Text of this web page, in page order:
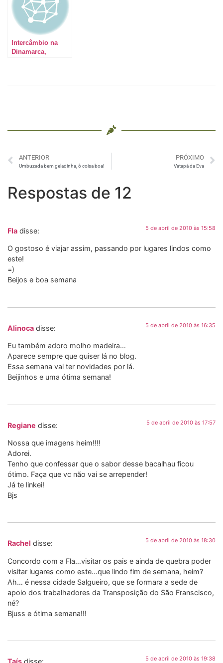
Intercâmbio na
Dinamarca,
ANTERIOR
Umbuzada bem geladinha, ô coisa boa!
PRÓXIMO
Vatapá da Eva
Respostas de 12
Fla disse: 5 de abril de 2010 às 15:58
O gostoso é viajar assim, passando por lugares lindos como
este!
=)
Beijos e boa semana
Alinoca disse: 5 de abril de 2010 às 16:35
Eu também adoro molho madeira…
Aparece sempre que quiser lá no blog.
Essa semana vai ter novidades por lá.
Beijinhos e uma ótima semana!
Regiane disse: 5 de abril de 2010 às 17:57
Nossa que imagens heim!!!!
Adorei.
Tenho que confessar que o sabor desse bacalhau ficou
ótimo. Faça que vc não vai se arrepender!
Já te linkei!
Bjs
Rachel disse: 5 de abril de 2010 às 18:30
Concordo com a Fla…visitar os pais e ainda de quebra poder
visitar lugares como este…que lindo fim de semana, heim?
Ah… é nessa cidade Salgueiro, que se formara a sede de
apoio dos trabalhadores da Transposição do São Franscisco,
né?
Bjuss e ótima semana!!!
5 de abril de 2010 às 19:38